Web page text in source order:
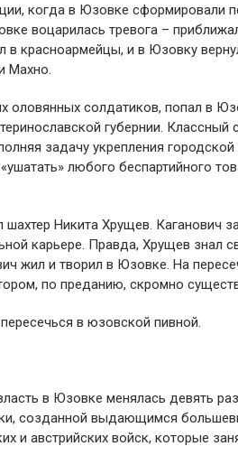
когда в Юзовке сформировали
воцарилась тревога –
в красноармейцы, и в Юзовку
Махно.
оловянных солдатиков, попал в
губернии. Классный
задачу укрепления городской
любого беспартийного
Никита Хрущев. Каганович
карьере. Правда, Хрущев знал
жил и творил в Юзовке. На
по преданию, скромно
в юзовской пивной.
в Юзовке менялась девять
созданной выдающимся
и австрийских войск, которые